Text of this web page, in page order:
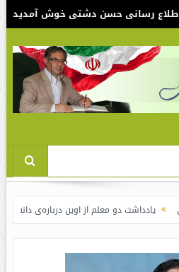
اطلاع رسانی حسن دشتی خوش آمدید
دو معلم از اوین درباره‌ی دانش‌آموزانی که